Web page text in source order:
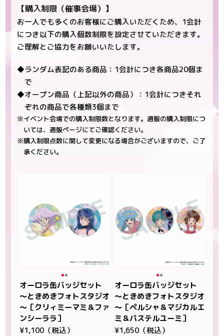
【購入制限（催事会場）】
お一人でも多くのお客様にご購入いただくため、1会計
につき以下の購入個数制限を設定させていただきます。
ご理解とご協力をお願いいたします。
◆ランダム表記のある商品：1会計につき各商品20個ま
で
◆オープン商品（上記以外の商品）：1会計につきそれ
ぞれの商品で各種類3個まで
※イベント会場での購入制限数となります。通販の購入制限につ
いては、通販ページにてご確認ください。
※購入制限点数に関して変更になる場合がございますので、ご了
承ください。
オーロラ缶バッジセット
～ときめきフォトスタジオ
～［クリィミーマミ＆ファ
ンシーララ］
¥1,100（税込）
オーロラ缶バッジセット
～ときめきフォトスタジオ
～［ペルシャ＆マジカルエ
ミ＆パステルユーミ］
¥1,650（税込）